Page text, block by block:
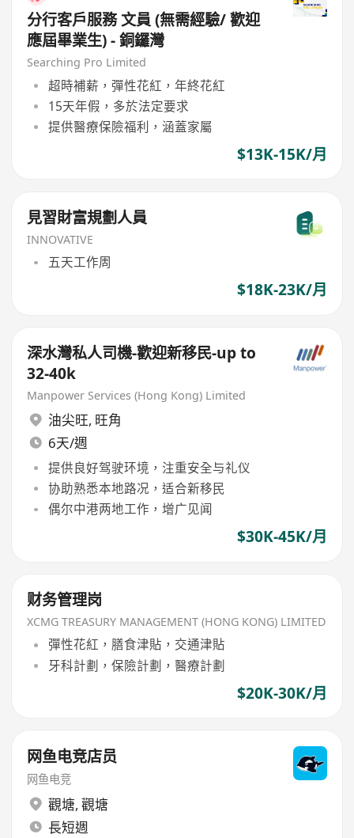
分行客戶服務 文員 (無需經驗/ 歡迎
應屆畢業生) - 銅鑼灣
Searching Pro Limited
超時補薪，彈性花紅，年終花紅
15天年假，多於法定要求
提供醫療保險福利，涵蓋家屬
$13K-15K/月
見習財富規劃人員
INNOVATIVE
五天工作周
$18K-23K/月
深水灣私人司機-歡迎新移民-up to
32-40k
Manpower Services (Hong Kong) Limited
油尖旺, 旺角
6天/週
提供良好驾驶环境，注重安全与礼仪
协助熟悉本地路况，适合新移民
偶尔中港两地工作，增广见闻
$30K-45K/月
财务管理岗
XCMG TREASURY MANAGEMENT (HONG KONG) LIMITED
彈性花紅，膳食津貼，交通津貼
牙科計劃，保險計劃，醫療計劃
$20K-30K/月
网鱼电竞店员
网鱼电竞
觀塘, 觀塘
長短週